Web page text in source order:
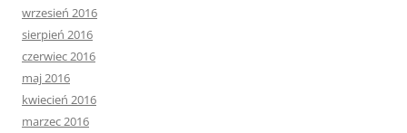
wrzesień 2016
sierpień 2016
czerwiec 2016
maj 2016
kwiecień 2016
marzec 2016